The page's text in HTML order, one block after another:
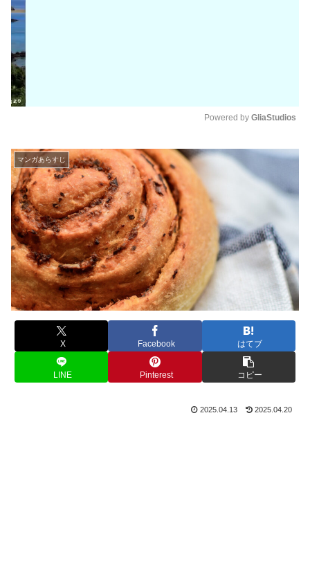
t
Powered by GliaStudios
マンガあらすじ
X Facebook はてブ
LINE Pinterest コピー
2025.04.13 2025.04.20